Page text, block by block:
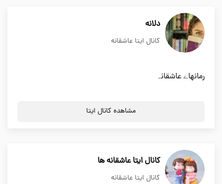
دلانه
کانال ایتا عاشقانه
رمانهاے عاشقانہ
مشاهده کانال ایتا
کانال ایتا عاشقانه ها
کانال ایتا عاشقانه